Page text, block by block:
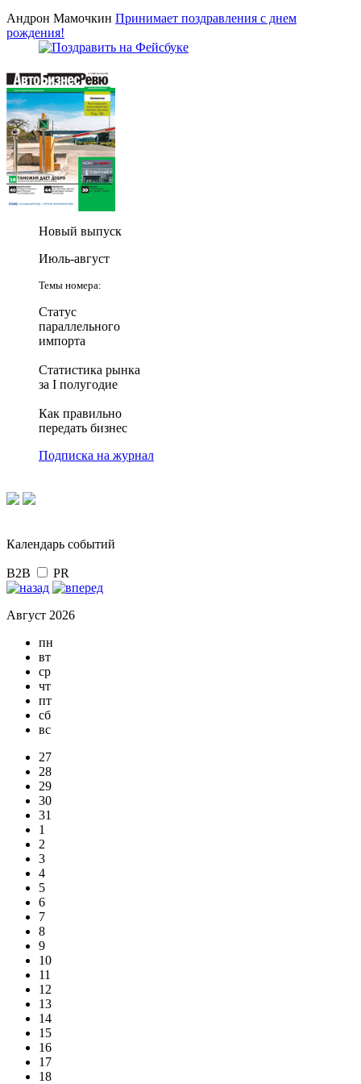
Андрон Мамочкин Принимает поздравления с днем
рождения!
Новый выпуск
Июль-август
Темы номера:
Статус
параллельного
импорта
Статистика рынка
за I полугодие
Как правильно
передать бизнес
Подписка на журнал
Календарь событий
B2B PR
Август 2026
пн
вт
ср
чт
пт
сб
вс
27
28
29
30
31
1
2
3
4
5
6
7
8
9
10
11
12
13
14
15
16
17
18